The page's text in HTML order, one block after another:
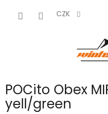
CZK
POCito Obex
yell/green